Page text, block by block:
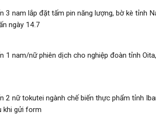
3 nam lắp đặt tấm pin năng lượng, bờ kè tỉnh
ngày 14.7
1 nam/nữ phiên dịch cho nghiệp đoàn tỉnh
2 nữ tokutei ngành chế biến thực phẩm tỉnh
khi gửi form